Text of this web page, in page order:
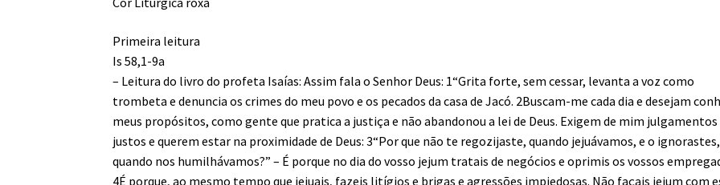
Primeira leitura
Is 58,1-9a
– Leitura do livro do profeta Isaías: Assim fala o Senhor Deus: 1“Grita forte, sem cessar, levanta a voz como
trombeta e denuncia os crimes do meu povo e os pecados da casa de Jacó. 2Buscam-me cada dia e desejam
meus propósitos, como gente que pratica a justiça e não abandonou a lei de Deus. Exigem de mim julgamentos
justos e querem estar na proximidade de Deus: 3“Por que não te regozijaste, quando jejuávamos, e o ignorastes,
quando nos humilhávamos?” – É porque no dia do vosso jejum tratais de negócios e oprimis os vossos
4É porque, ao mesmo tempo que jejuais, fazeis litígios e brigas e agressões impiedosas. Não façais jejum com